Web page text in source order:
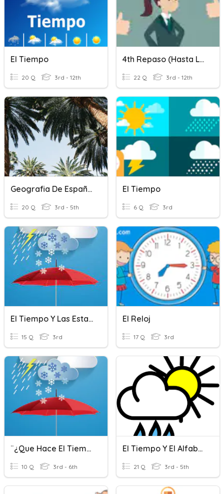
El Tiempo
20 Q 3rd - 12th
4th Repaso (hasta La Hora)
22 Q 3rd - 12th
Geografia De España Y El Tiempo.
20 Q 3rd - 5th
El Tiempo
6 Q 3rd
El Tiempo Y Las Estaciones
15 Q 3rd
El Reloj
17 Q 3rd
¨¿Que Hace El Tiempo?
10 Q 3rd - 6th
El Tiempo Y El Alfabeto
21 Q 3rd - 5th